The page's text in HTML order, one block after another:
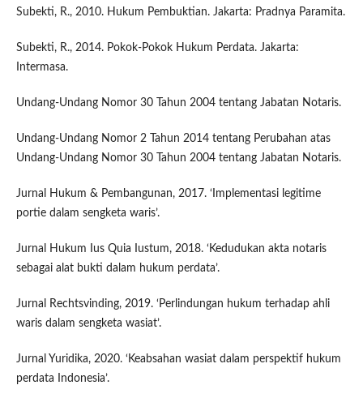
Subekti, R., 2010. Hukum Pembuktian. Jakarta: Pradnya Paramita.
Subekti, R., 2014. Pokok-Pokok Hukum Perdata. Jakarta:
Intermasa.
Undang-Undang Nomor 30 Tahun 2004 tentang Jabatan Notaris.
Undang-Undang Nomor 2 Tahun 2014 tentang Perubahan atas
Undang-Undang Nomor 30 Tahun 2004 tentang Jabatan Notaris.
Jurnal Hukum & Pembangunan, 2017. ‘Implementasi legitime
portie dalam sengketa waris’.
Jurnal Hukum Ius Quia Iustum, 2018. ‘Kedudukan akta notaris
sebagai alat bukti dalam hukum perdata’.
Jurnal Rechtsvinding, 2019. ‘Perlindungan hukum terhadap ahli
waris dalam sengketa wasiat’.
Jurnal Yuridika, 2020. ‘Keabsahan wasiat dalam perspektif hukum
perdata Indonesia’.